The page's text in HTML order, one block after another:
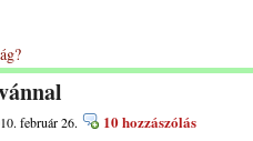
február 26. 10 hozzászólás